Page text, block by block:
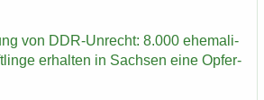
von DDR-​Unrecht: 8.000 ehe­ma­li­
er­hal­ten in Sach­sen eine Op­fer­